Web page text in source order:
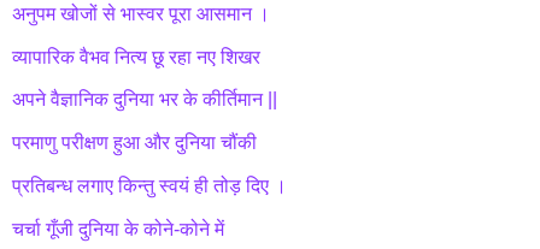
अनुपम खोजों से भास्वर पूरा आसमान ।
व्यापारिक वैभव नित्य छू रहा नए शिखर
अपने वैज्ञानिक दुनिया भर के कीर्तिमान ||
परमाणु परीक्षण हुआ और दुनिया चौंकी
प्रतिबन्ध लगाए किन्तु स्वयं ही तोड़ दिए ।
चर्चा गूँजी दुनिया के कोने-कोने में